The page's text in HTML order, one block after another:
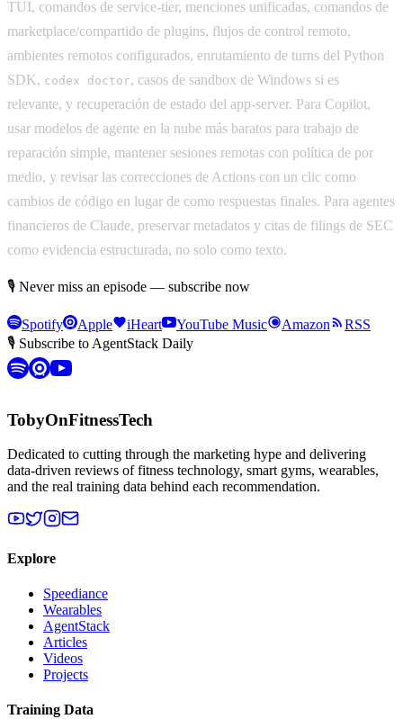
TUI, comandos de service-tier, menciones unificadas, comandos de
marketplace/compartido de plugins, flujos de control remoto,
ambientes remotos configurados, enrutamiento de turns del Python
SDK, codex doctor, casos de sandbox de Windows si es
relevante, y recuperación de estado del app-server. Para Copilot,
usar modelos de agente en la nube más baratos para trabajo de
reparación simple, mantener sesiones remotas con política de por
medio, y revisar las correcciones de Actions con un clic como
cambios de código en lugar de como respuestas finales. Para agentes
financieros de Claude, preservar metadatos y citas de filings de SEC
como evidencia estructurada, no solo como texto.
🎙 Never miss an episode — subscribe now
Spotify Apple iHeart YouTube Music Amazon
RSS
🎙 Subscribe to AgentStack Daily
TobyOnFitnessTech
Dedicated to cutting through the marketing hype and delivering
data-driven reviews of fitness technology, smart gyms, wearables,
and the real training data behind each recommendation.
Explore
Speediance
Wearables
AgentStack
Articles
Videos
Projects
Training Data